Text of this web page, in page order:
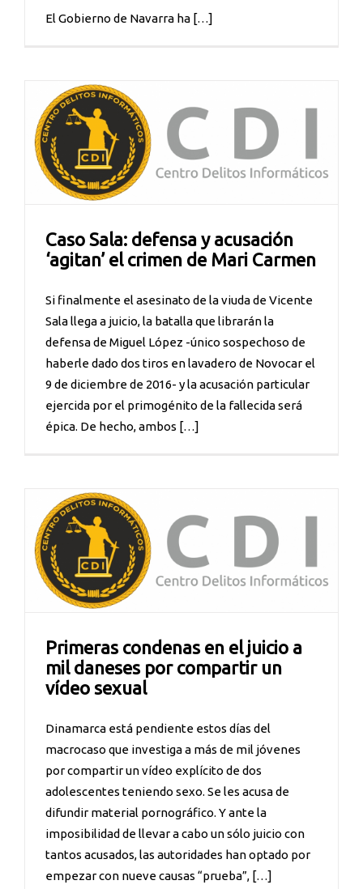
El Gobierno de Navarra ha […]
Caso Sala: defensa y acusación
‘agitan’ el crimen de Mari Carmen
Si finalmente el asesinato de la viuda de Vicente
Sala llega a juicio, la batalla que librarán la
defensa de Miguel López -único sospechoso de
haberle dado dos tiros en lavadero de Novocar el
9 de diciembre de 2016- y la acusación particular
ejercida por el primogénito de la fallecida será
épica. De hecho, ambos […]
Primeras condenas en el juicio a
mil daneses por compartir un
vídeo sexual
Dinamarca está pendiente estos días del
macrocaso que investiga a más de mil jóvenes
por compartir un vídeo explícito de dos
adolescentes teniendo sexo. Se les acusa de
difundir material pornográfico. Y ante la
imposibilidad de llevar a cabo un sólo juicio con
tantos ­acusados, las autoridades han ­optado por
empezar con nueve causas “prueba”, […]